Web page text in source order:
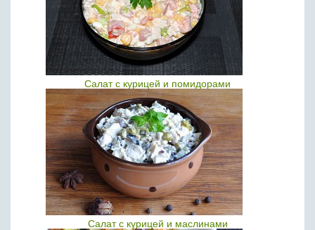
Салат с курицей и помидорами
Салат с курицей и маслинами